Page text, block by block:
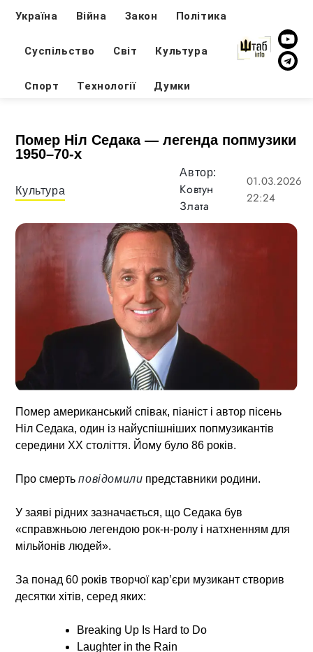
Україна Війна Закон Політика
Суспільство Світ Культура
Спорт Технології Думки
Помер Ніл Седака — легенда попмузики
1950–70-х
Культура
Автор:
Ковтун
Злата
01.03.2026
22:24
Помер американський співак, піаніст і автор пісень
Ніл Седака, один із найуспішніших попмузикантів
середини ХХ століття. Йому було 86 років.
Про смертьповідомили представники родини.
У заяві рідних зазначається, що Седака був
«справжньою легендою рок-н-ролу і натхненням для
мільйонів людей».
За понад 60 років творчої кар’єри музикант створив
десятки хітів, серед яких:
Breaking Up Is Hard to Do
Laughter in the Rain